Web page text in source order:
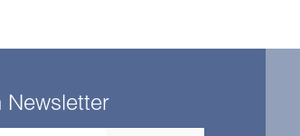
Newsletter